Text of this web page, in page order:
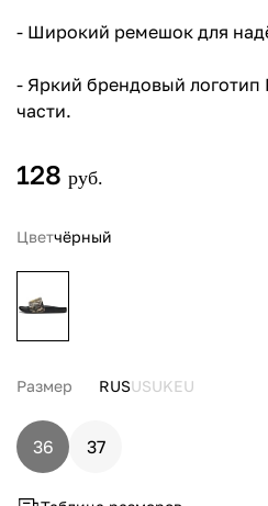
- Широкий ремешок для
- Яркий брендовый логотип
части.
128 руб.
Цветчёрный
Размер RUSUSUKEU
36 37